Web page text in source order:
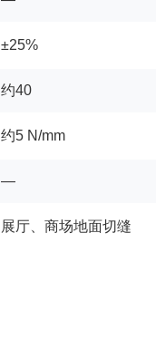
±25%
约40
约5 N/mm
—
展厅、商场地面切缝